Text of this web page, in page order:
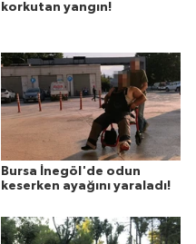
korkutan yangın!
Bursa İnegöl'de odun
keserken ayağını yaraladı!